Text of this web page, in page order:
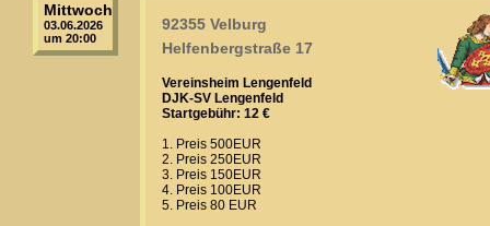
Mittwoch
03.06.2026
um 20:00
92355 Velburg
Helfenbergstraße 17
Vereinsheim Lengenfeld
DJK-SV Lengenfeld
Startgebühr: 12 €
1. Preis 500EUR
2. Preis 250EUR
3. Preis 150EUR
4. Preis 100EUR
5. Preis 80 EUR